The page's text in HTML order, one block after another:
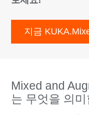
지금
Mixed and
는 무엇을 의